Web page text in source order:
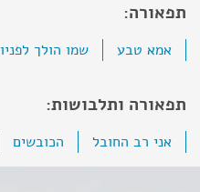
תפאורה:
אמא טבע שמו הולך לפניו
תפאורה ותלבושות:
אני רב החובל הכובשים